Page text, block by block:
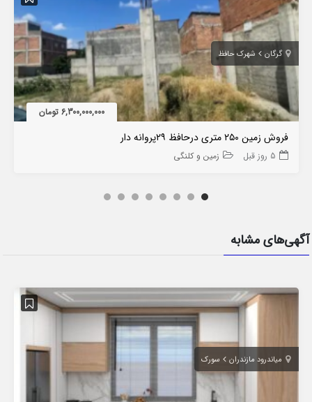
گرگان شهرک حافظ
6,300,000,000 تومان
فروش زمین ۲۵۰ متری درحافظ ۲۹پروانه دار
5 روز قبل زمین و کلنگی
آگهی‌های مشابه
میاندرود مازندران سورک